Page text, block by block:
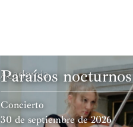
Academia
Paraísos nocturnos
Concierto
30 de septiembre de 2026